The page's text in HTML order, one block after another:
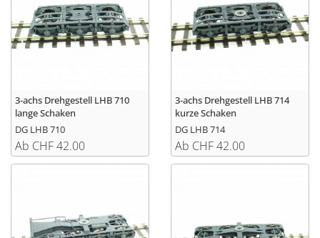
3-achs Drehgestell LHB 710
lange Schaken
DG LHB 710
Ab CHF 42.00
3-achs Drehgestell LHB 714
kurze Schaken
DG LHB 714
Ab CHF 42.00